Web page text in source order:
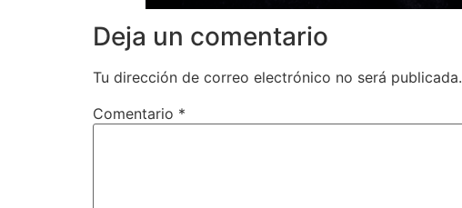
Deja un comentario
Tu dirección de correo electrónico no será publicada.
Comentario *